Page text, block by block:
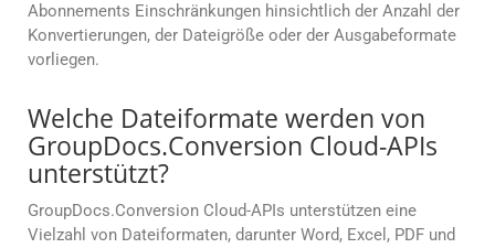
Abonnements Einschränkungen hinsichtlich der Anzahl der
Konvertierungen, der Dateigröße oder der Ausgabeformate
vorliegen.
Welche Dateiformate werden von
GroupDocs.Conversion Cloud-APIs
unterstützt?
GroupDocs.Conversion Cloud-APIs unterstützen eine
Vielzahl von Dateiformaten, darunter Word, Excel, PDF und